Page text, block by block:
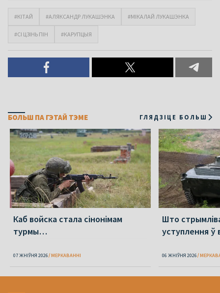
#КІТАЙ #АЛЯКСАНДР ЛУКАШЭНКА #МІКАЛАЙ ЛУКАШЭНКА
#СІ ЦЗІНЬ ПІН #КАРУПЦЫЯ
БОЛЬШ ПА ГЭТАЙ ТЭМЕ ГЛЯДЗІЦЕ БОЛЬШ
Каб войска стала сінонімам
турмы…
07 ЖНІЎНЯ 2026 МЕРКАВАННI
Што
уступлення ў
06 ЖНІЎНЯ 2026